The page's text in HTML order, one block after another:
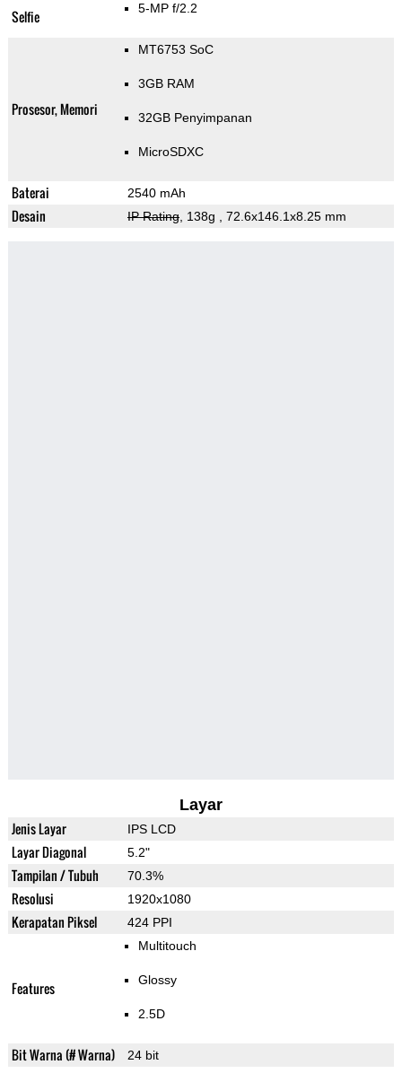
Selfie 5-MP f/2.2
Prosesor, Memori
MT6753 SoC
3GB RAM
32GB Penyimpanan
MicroSDXC
Baterai 2540 mAh
Desain IP Rating, 138g , 72.6x146.1x8.25 mm
Layar
Jenis Layar IPS LCD
Layar Diagonal 5.2"
Tampilan / Tubuh 70.3%
Resolusi 1920x1080
Kerapatan Piksel 424 PPI
Features
Multitouch
Glossy
2.5D
Bit Warna (# Warna) 24 bit